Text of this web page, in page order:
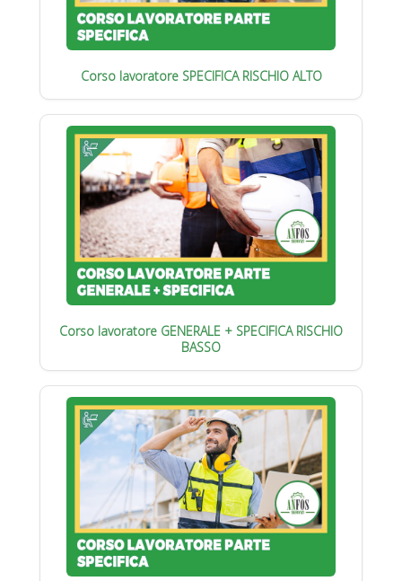
Corso lavoratore SPECIFICA RISCHIO ALTO
Corso lavoratore GENERALE + SPECIFICA RISCHIO
BASSO